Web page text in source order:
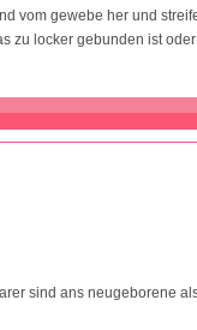
vom gewebe her und
zu locker gebunden ist
sind ans neugeborene